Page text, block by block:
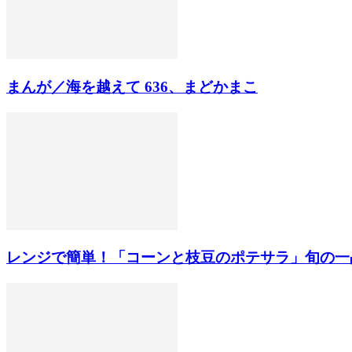
まんが／海を越えて 636、まどかまこ
レンジで簡単！「コーンと枝豆のポテサラ」旬の